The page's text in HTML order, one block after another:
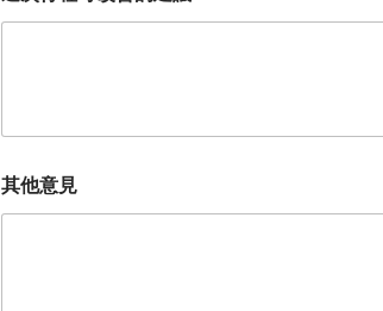
其他意見